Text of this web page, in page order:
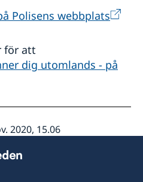
Polisens webbplats
för att
dig utomlands - på
2020, 15.06